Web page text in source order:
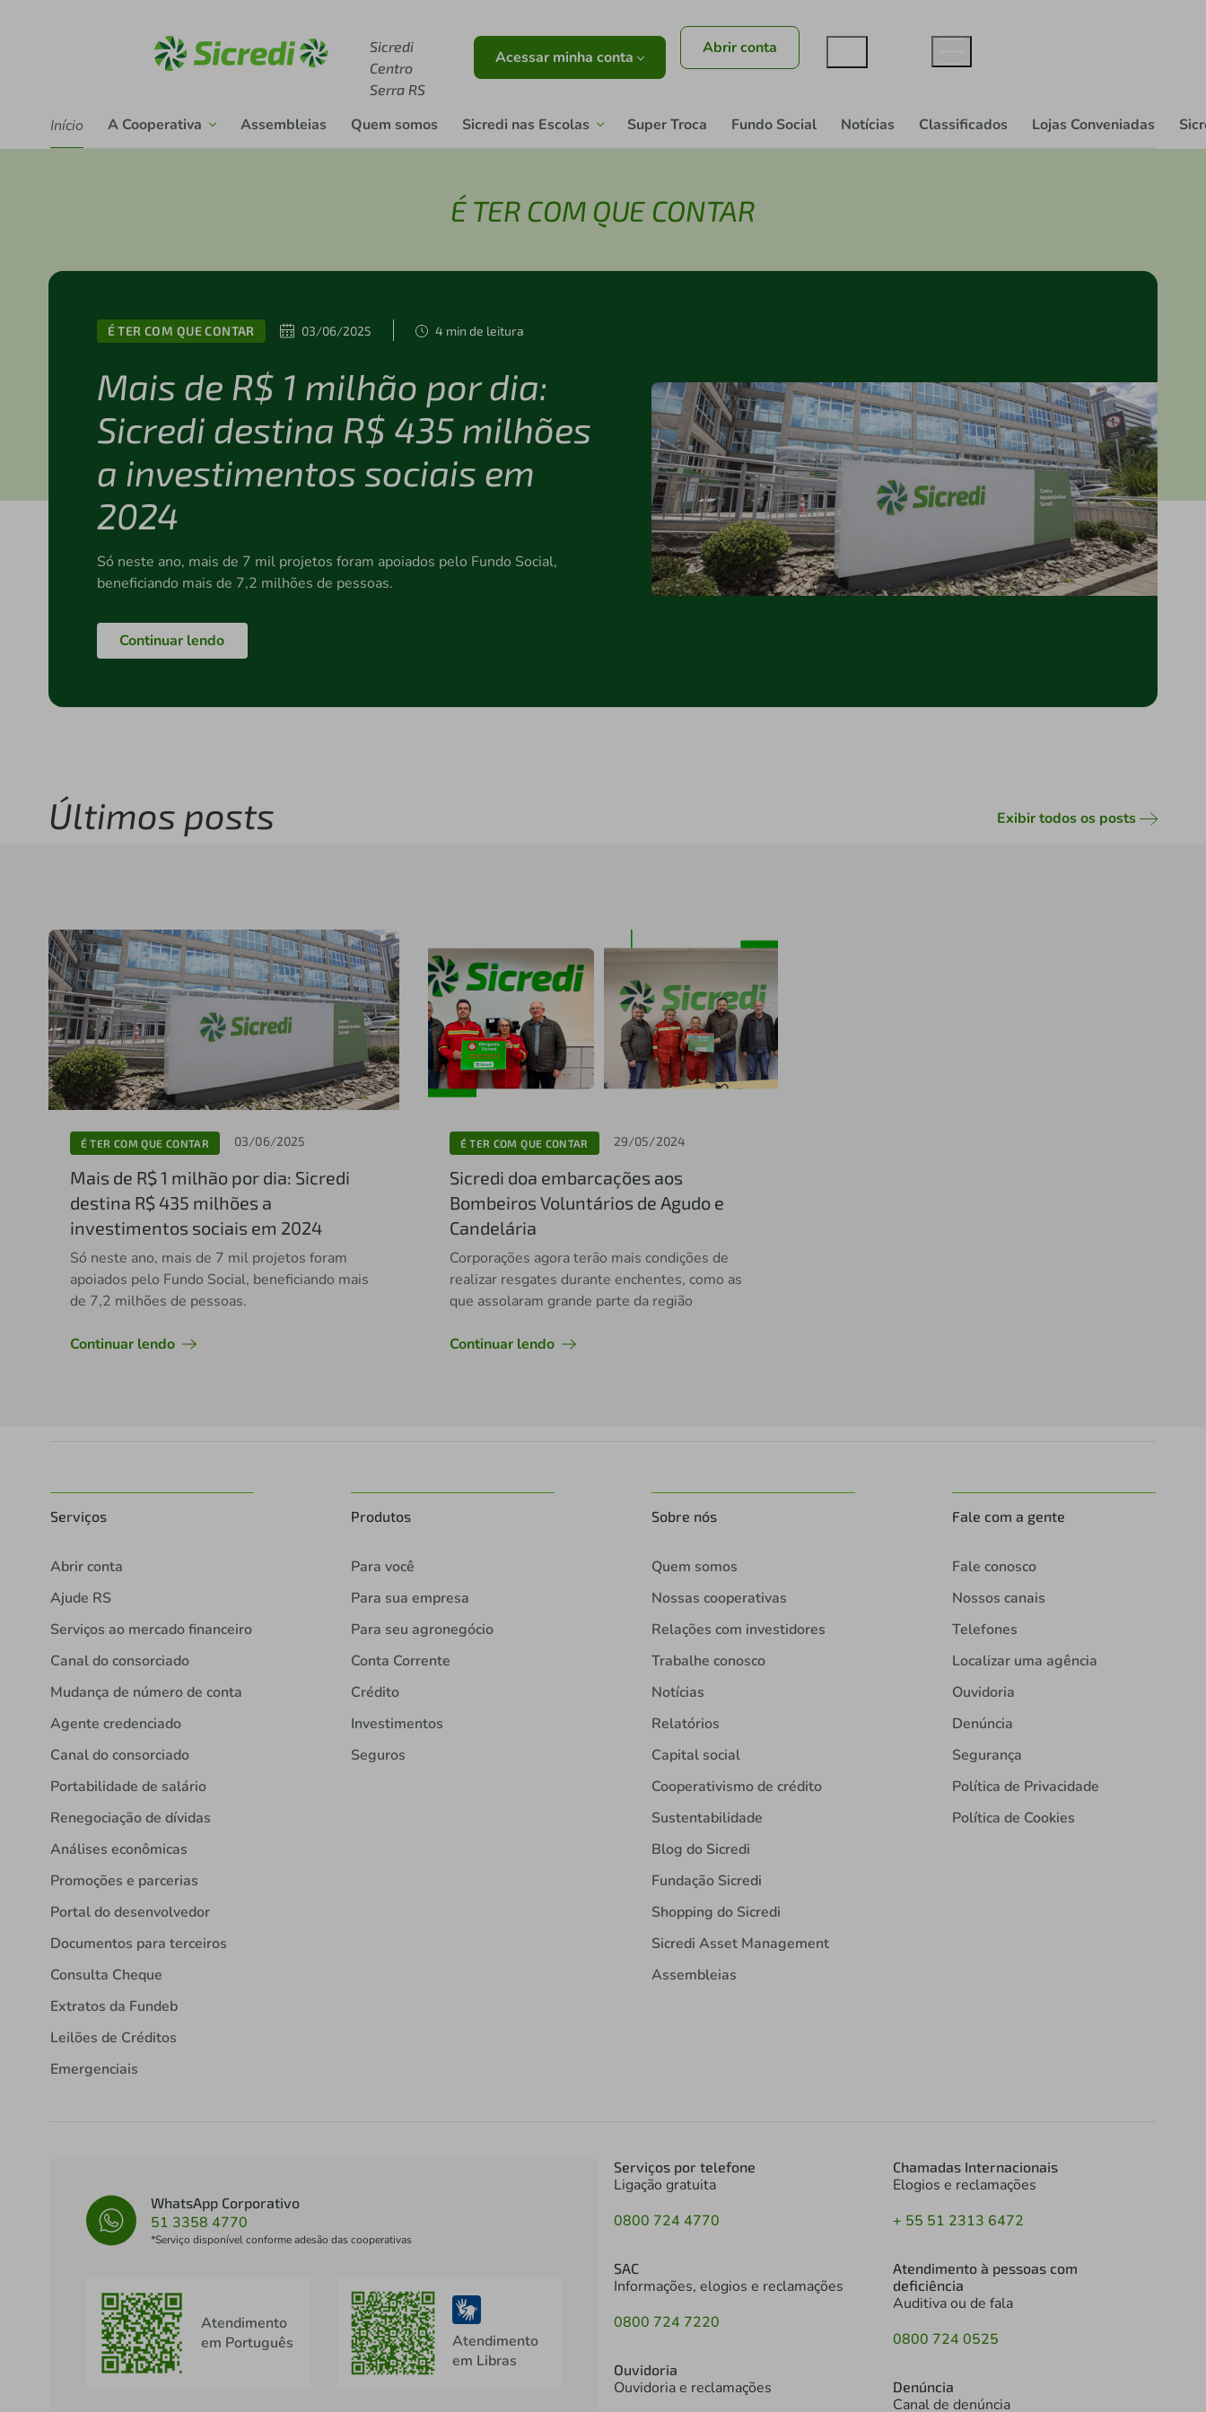
Sicredi
Centro
Serra RS
Acessar minha conta Abrir conta
Início A Cooperativa Assembleias Quem somos Sicredi nas Escolas Super Troca Fundo Social Notícias Classificados Lojas Conveniadas
É TER COM QUE CONTAR
É TER COM QUE CONTAR 03/06/2025 4 min de leitura
Mais de R$ 1 milhão por dia:
Sicredi destina R$ 435 milhões
a investimentos sociais em
2024
Só neste ano, mais de 7 mil projetos foram apoiados pelo Fundo Social,
beneficiando mais de 7,2 milhões de pessoas.
Continuar lendo
Últimos posts Exibir todos os posts
É TER COM QUE CONTAR 03/06/2025
Mais de R$ 1 milhão por dia: Sicredi
destina R$ 435 milhões a
investimentos sociais em 2024
Só neste ano, mais de 7 mil projetos foram
apoiados pelo Fundo Social, beneficiando mais
de 7,2 milhões de pessoas.
Continuar lendo
É TER COM QUE CONTAR 29/05/2024
Sicredi doa embarcações aos
Bombeiros Voluntários de Agudo e
Candelária
Corporações agora terão mais condições de
realizar resgates durante enchentes, como as
que assolaram grande parte da região
Continuar lendo
Serviços
Abrir conta
Ajude RS
Serviços ao mercado financeiro
Canal do consorciado
Mudança de número de conta
Agente credenciado
Canal do consorciado
Portabilidade de salário
Renegociação de dívidas
Análises econômicas
Promoções e parcerias
Portal do desenvolvedor
Documentos para terceiros
Consulta Cheque
Extratos da Fundeb
Leilões de Créditos
Emergenciais
Produtos
Para você
Para sua empresa
Para seu agronegócio
Conta Corrente
Crédito
Investimentos
Seguros
Sobre nós
Quem somos
Nossas cooperativas
Relações com investidores
Trabalhe conosco
Notícias
Relatórios
Capital social
Cooperativismo de crédito
Sustentabilidade
Blog do Sicredi
Fundação Sicredi
Shopping do Sicredi
Sicredi Asset Management
Assembleias
Fale com a gente
Fale conosco
Nossos canais
Telefones
Localizar uma agência
Ouvidoria
Denúncia
Segurança
Política de Privacidade
Política de Cookies
WhatsApp Corporativo
51 3358 4770
*Serviço disponível conforme adesão das cooperativas
Atendimento
em Português
Atendimento
em Libras
Serviços por telefone
Ligação gratuita
0800 724 4770
SAC
Informações, elogios e reclamações
0800 724 7220
Ouvidoria
Ouvidoria e reclamações
Chamadas Internacionais
Elogios e reclamações
+ 55 51 2313 6472
Atendimento à pessoas com
deficiência
Auditiva ou de fala
0800 724 0525
Denúncia
Canal de denúncia